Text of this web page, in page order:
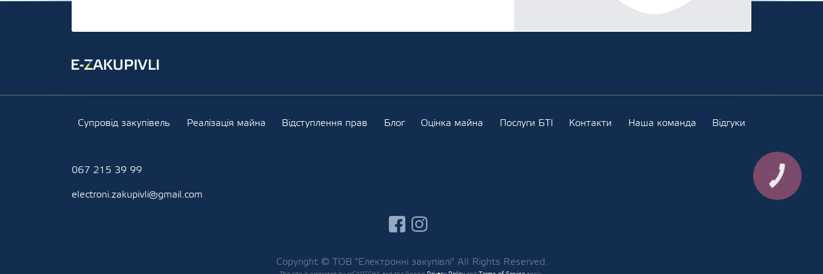
Супровід закупівель Реалізація майна Відступлення прав Блог Оцінка майна Послуги БТІ Контакти Наша команда Відгуки
067 215 39 99
electroni.zakupivli@gmail.com
facebook
Copyright © ТОВ "Електронні закупівлі" All Rights Reserved.